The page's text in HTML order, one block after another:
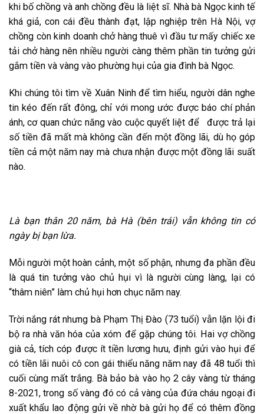
khi bố chồng và anh chồng đều là liệt sĩ. Nhà bà Ngọc kinh tế
khá giả, con cái đều thành đạt, lập nghiệp trên Hà Nội, vợ
chồng còn kinh doanh chở hàng thuê vì đầu tư mấy chiếc xe
tải chở hàng nên nhiều người càng thêm phần tin tưởng gửi
gắm tiền và vàng vào phường hụi của gia đình bà Ngọc.
Khi chúng tôi tìm về Xuân Ninh để tìm hiểu, người dân nghe
tin kéo đến rất đông, chỉ với mong ước được báo chí phản
ánh, cơ quan chức năng vào cuộc quyết liệt để được trả lại
số tiền đã mất mà không cần đến một đồng lãi, dù họ góp
tiền cả một năm nay mà chưa nhận được một đồng lãi suất
nào.
Là bạn thân 20 năm, bà Hà (bên trái) vẫn không tin có
ngày bị bạn lừa.
Mỗi người một hoàn cảnh, một số phận, nhưng đa phần đều
là quá tin tưởng vào chủ hụi vì là người cùng làng, lại có
“thâm niên” làm chủ hụi hơn chục năm nay.
Trời nắng rát nhưng bà Phạm Thị Đào (73 tuổi) vẫn lặn lội đi
bộ ra nhà văn hóa của xóm để gặp chúng tôi. Hai vợ chồng
già cả, tích cóp được ít tiền lương hưu, định gửi vào hụi để
có tiền lãi nuôi cô con gái thiểu năng năm nay đã 48 tuổi thì
cuối cùng mất trắng. Bà bảo bà vào họ 2 cây vàng từ tháng
8-2021, trong số vàng đó có cả vàng của đứa cháu ngoại đi
xuất khẩu lao động gửi về nhờ bà gửi họ để có thêm đồng